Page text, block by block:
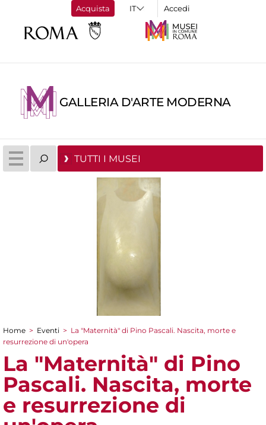
Acquista Accedi
GALLERIA D'ARTE MODERNA
TUTTI I MUSEI
Tu sei qui
Home > Eventi > La "Maternità" di Pino Pascali. Nascita, morte e
resurrezione di un'opera
La "Maternità" di Pino
Pascali. Nascita, morte
e resurrezione di